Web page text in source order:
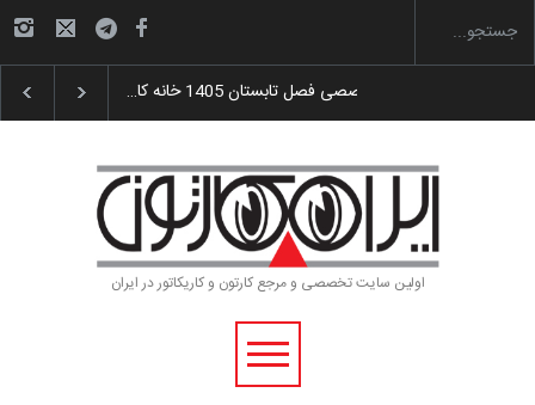
گزارش تصویری آیین اختتامیه و اهدای جوایز سوم…
اولین سایت تخصصی و مرجع کارتون و کاریکاتور در ایران